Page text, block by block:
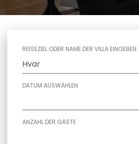
REISEZIEL ODER NAME DER VILLA EINGEBEN
DATUM AUSWÄHLEN
ANZAHL DER GÄSTE